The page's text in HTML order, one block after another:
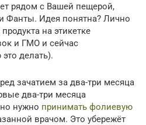
рядом с Вашей пещерой,
Фанты. Идея понятна? Лично
на этикетке
и ГМО и сейчас
делать).
зачатием за два-три месяца
два-три месяца
нужно принимать фолиевую
врачом. Это убережёт